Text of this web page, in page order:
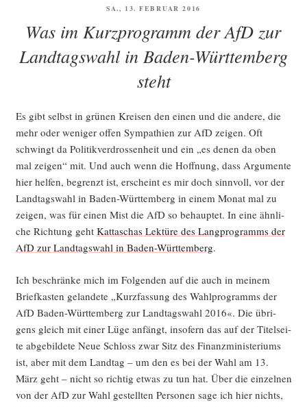
VERÖFFENTLICHT
SA., 13. FEBRUAR 2016
Was im Kurzprogramm der AfD zur
Landtagswahl in Baden-Württemberg
steht
Es gibt selbst in grü­nen Krei­sen den einen und die ande­re, die
mehr oder weni­ger offen Sym­pa­thien zur AfD zei­gen. Oft
schwingt da Poli­tik­ver­dros­sen­heit und ein „es denen da oben
mal zei­gen“ mit. Und auch wenn die Hoff­nung, dass Argu­men­te
hier hel­fen, begrenzt ist, erscheint es mir doch sinn­voll, vor der
Land­tags­wahl in Baden-Würt­tem­berg in einem Monat mal zu
zei­gen, was für einen Mist die AfD so behaup­tet. In eine ähn­li­
che Rich­tung geht Kat­ta­schas Lek­tü­re des Lang­pro­gramms der
AfD zur Land­tags­wahl in Baden-Würt­tem­berg.
Ich beschrän­ke mich im Fol­gen­den auf die auch in mei­nem
Brief­kas­ten gelan­de­te „Kurz­fas­sung des Wahl­pro­gramms der
AfD Baden-Würt­tem­berg zur Land­tags­wahl 2016«. Die übri­
gens gleich mit einer Lüge anfängt, inso­fern das auf der Titel­sei­
te abge­bil­de­te Neue Schloss zwar Sitz des Finanz­mi­nis­te­ri­ums
ist, aber mit dem Land­tag – um den es bei der Wahl am 13.
März geht – nicht so rich­tig etwas zu tun hat. Über die ein­zel­nen
von der AfD zur Wahl gestell­ten Per­so­nen sage ich hier nichts,